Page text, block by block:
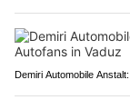
Demiri Automobile